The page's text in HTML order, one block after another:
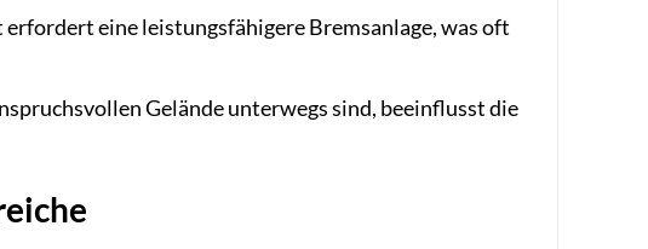
erfordert eine leistungsfähigere Bremsanlage, was oft
Gelände unterwegs sind, beeinflusst die